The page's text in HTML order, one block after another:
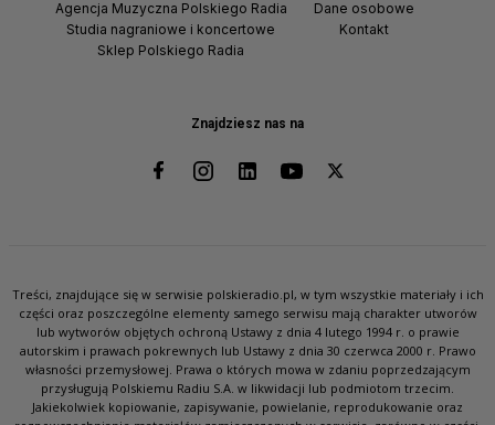
Znajdziesz nas na
Agencja Muzyczna Polskiego Radia
Studia nagraniowe i koncertowe
Sklep Polskiego Radia
Dane osobowe
Kontakt
Treści, znajdujące się w serwisie polskieradio.pl, w tym wszystkie materiały i ich
części oraz poszczególne elementy samego serwisu mają charakter utworów
lub wytworów objętych ochroną Ustawy z dnia 4 lutego 1994 r. o prawie
autorskim i prawach pokrewnych lub Ustawy z dnia 30 czerwca 2000 r. Prawo
własności przemysłowej. Prawa o których mowa w zdaniu poprzedzającym
przysługują Polskiemu Radiu S.A. w likwidacji lub podmiotom trzecim.
Jakiekolwiek kopiowanie, zapisywanie, powielanie, reprodukowanie oraz